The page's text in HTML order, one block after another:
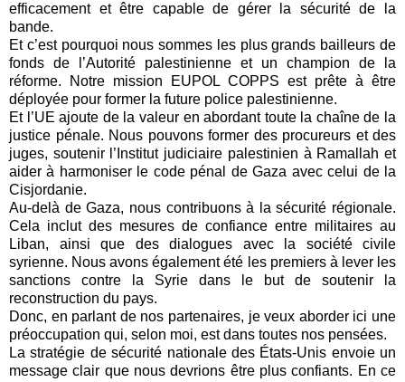
efficacement et être capable de gérer la sécurité de la
bande.
Et c’est pourquoi nous sommes les plus grands bailleurs de
fonds de l’Autorité palestinienne et un champion de la
réforme. Notre mission EUPOL COPPS est prête à être
déployée pour former la future police palestinienne.
Et l’UE ajoute de la valeur en abordant toute la chaîne de la
justice pénale. Nous pouvons former des procureurs et des
juges, soutenir l’Institut judiciaire palestinien à Ramallah et
aider à harmoniser le code pénal de Gaza avec celui de la
Cisjordanie.
Au-delà de Gaza, nous contribuons à la sécurité régionale.
Cela inclut des mesures de confiance entre militaires au
Liban, ainsi que des dialogues avec la société civile
syrienne. Nous avons également été les premiers à lever les
sanctions contre la Syrie dans le but de soutenir la
reconstruction du pays.
Donc, en parlant de nos partenaires, je veux aborder ici une
préoccupation qui, selon moi, est dans toutes nos pensées.
La stratégie de sécurité nationale des États-Unis envoie un
message clair que nous devrions être plus confiants. En ce